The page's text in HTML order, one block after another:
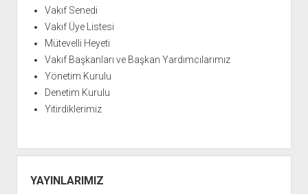
Vakıf Senedi
Vakıf Üye Listesi
Mütevelli Heyeti
Vakıf Başkanları ve Başkan Yardımcılarımız
Yönetim Kurulu
Denetim Kurulu
Yitirdiklerimiz
YAYINLARIMIZ